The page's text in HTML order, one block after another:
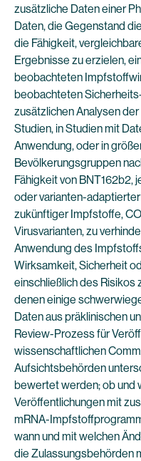
zusätzliche Daten einer
Daten, die Gegenstand
die Fähigkeit,
Ergebnisse zu erzielen,
beobachteten
beobachteten
zusätzlichen Analysen
Studien, in Studien mit
Anwendung, oder in
Bevölkerungsgruppen
Fähigkeit von BNT162b2,
oder varianten-
zukünftiger Impfstoffe,
Virusvarianten, zu
Anwendung des
Wirksamkeit, Sicherheit
einschließlich des Risikos
denen einige
Daten aus präklinischen
Review-Prozess für
wissenschaftlichen
Aufsichtsbehörden
bewertet werden; ob und
Veröffentlichungen mit
mRNA-
wann und mit welchen
die Zulassungsbehörden